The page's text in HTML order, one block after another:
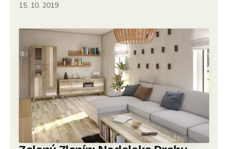
15. 10. 2019